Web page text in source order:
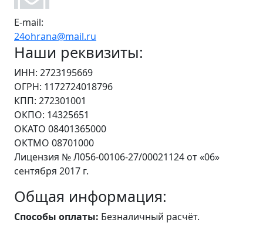
E-mail:
24ohrana@mail.ru
Наши реквизиты:
ИНН: 2723195669
ОГРН: 1172724018796
КПП: 272301001
ОКПО: 14325651
ОКАТО 08401365000
ОКТМО 08701000
Лицензия № Л056-00106-27/00021124 от «06»
сентября 2017 г.
Общая информация:
Способы оплаты: Безналичный расчёт.